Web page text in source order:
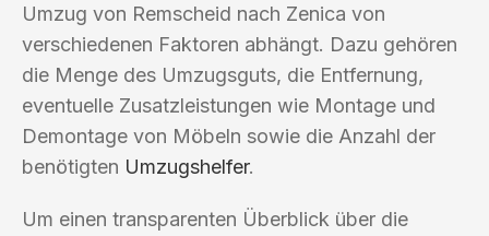
Umzug von Remscheid nach Zenica von
verschiedenen Faktoren abhängt. Dazu gehören
die Menge des Umzugsguts, die Entfernung,
eventuelle Zusatzleistungen wie Montage und
Demontage von Möbeln sowie die Anzahl der
benötigten Umzugshelfer.
Um einen transparenten Überblick über die